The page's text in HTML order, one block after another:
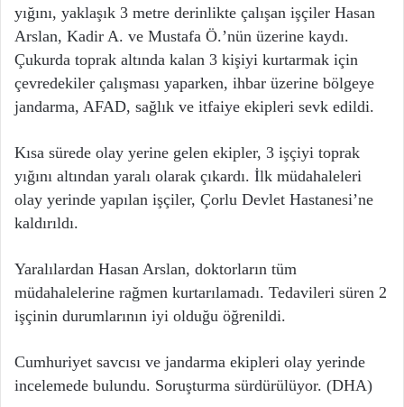
yığını, yaklaşık 3 metre derinlikte çalışan işçiler Hasan
Arslan, Kadir A. ve Mustafa Ö.’nün üzerine kaydı.
Çukurda toprak altında kalan 3 kişiyi kurtarmak için
çevredekiler çalışması yaparken, ihbar üzerine bölgeye
jandarma, AFAD, sağlık ve itfaiye ekipleri sevk edildi.
Kısa sürede olay yerine gelen ekipler, 3 işçiyi toprak
yığını altından yaralı olarak çıkardı. İlk müdahaleleri
olay yerinde yapılan işçiler, Çorlu Devlet Hastanesi’ne
kaldırıldı.
Yaralılardan Hasan Arslan, doktorların tüm
müdahalelerine rağmen kurtarılamadı. Tedavileri süren 2
işçinin durumlarının iyi olduğu öğrenildi.
Cumhuriyet savcısı ve jandarma ekipleri olay yerinde
incelemede bulundu. Soruşturma sürdürülüyor. (DHA)